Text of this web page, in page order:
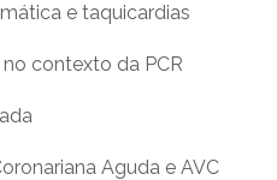
e taquicardias
contexto da PCR
Aguda e AVC